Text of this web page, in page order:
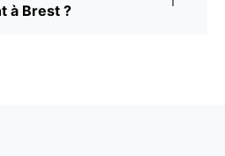
à Brest ?